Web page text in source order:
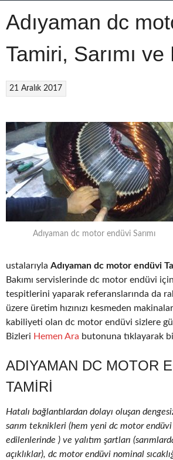
Adıyaman dc
Tamiri, Sarımı ve
21 Aralık 2017
Adıyaman dc motor endüvi Sarımı
ustalarıyla Adıyaman dc motor endüvi
Bakımı servislerinde dc motor endüvi
tespitlerini yaparak referanslarında da
üzere üretim hızınızı kesmeden
kabiliyeti olan dc motor endüvi sizlere
Bizleri Hemen Ara butonuna tıklayarak
ADIYAMAN DC MOTOR
TAMIRI
Hatalı bağlantılardan dolayı oluşan
sarım teknikleri (hem yeni dc motor endüvi
edilenlerinde ) ve yalıtım şartları
açıklıklar), dc motor endüvi nominal